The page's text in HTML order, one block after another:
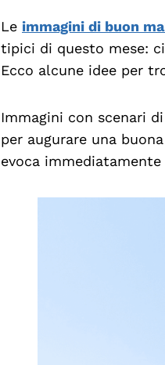
Le immagini di buon
tipici di questo mese:
Ecco alcune idee per
Immagini con scenari
per augurare una
evoca